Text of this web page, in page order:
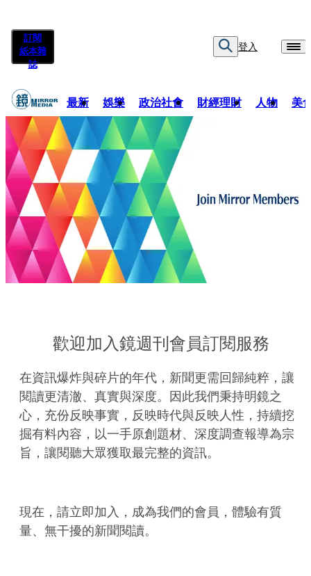
訂閱
紙本雜
誌
登入
最新 娛樂 政治社會 財經理財 人物 美
歡迎加入鏡週刊會員訂閱服務
在資訊爆炸與碎片的年代，新聞更需回歸純粹，讓
閱讀更清澈、真實與深度。因此我們秉持明鏡之
心，充份反映事實，反映時代與反映人性，持續挖
掘有料內容，以一手原創題材、深度調查報導為宗
旨，讓閱聽大眾獲取最完整的資訊。
現在，請立即加入，成為我們的會員，體驗有質
量、無干擾的新聞閱讀。